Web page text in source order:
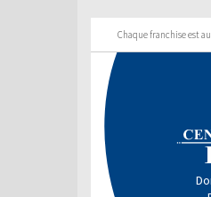
Chaque franchise est